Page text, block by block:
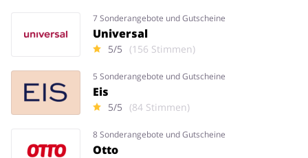
7 Sonderangebote und Gutscheine
Universal
5/5 (156 Stimmen)
5 Sonderangebote und Gutscheine
Eis
5/5 (84 Stimmen)
8 Sonderangebote und Gutscheine
Otto